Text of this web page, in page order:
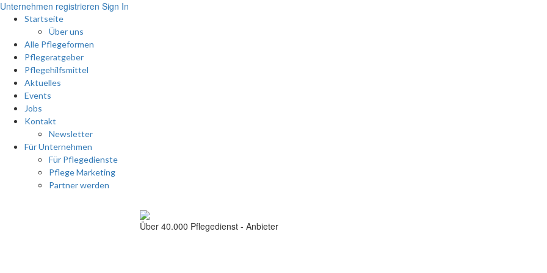
Unternehmen registrieren Sign In
Startseite
Über uns
Alle Pflegeformen
Pflegeratgeber
Pflegehilfsmittel
Aktuelles
Events
Jobs
Kontakt
Newsletter
Für Unternehmen
Für Pflegedienste
Pflege Marketing
Partner werden
Über 40.000 Pflegedienst - Anbieter